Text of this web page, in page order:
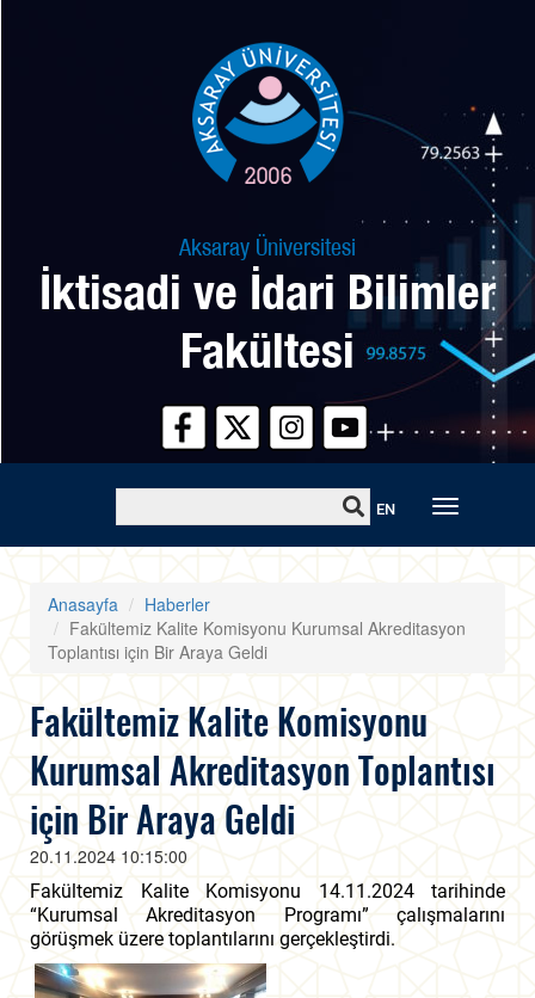
Aksaray Üniversitesi
İktisadi ve İdari Bilimler
Fakültesi
EN
Anasayfa
Haberler
Fakültemiz Kalite Komisyonu Kurumsal Akreditasyon
Toplantısı için Bir Araya Geldi
Fakültemiz Kalite Komisyonu
Kurumsal Akreditasyon Toplantısı
için Bir Araya Geldi
20.11.2024 10:15:00
Fakültemiz Kalite Komisyonu 14.11.2024 tarihinde
“Kurumsal Akreditasyon Programı” çalışmalarını
görüşmek üzere toplantılarını gerçekleştirdi.